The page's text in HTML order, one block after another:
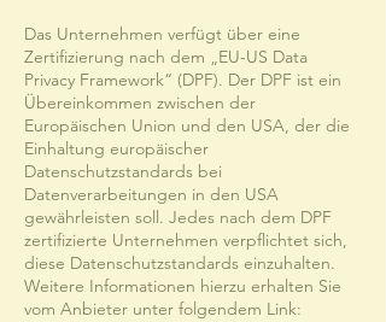
Das Unternehmen verfügt über eine
Zertifizierung nach dem „EU-US Data
Privacy Framework“ (DPF). Der DPF ist ein
Übereinkommen zwischen der
Europäischen Union und den USA, der die
Einhaltung europäischer
Datenschutzstandards bei
Datenverarbeitungen in den USA
gewährleisten soll. Jedes nach dem DPF
zertifizierte Unternehmen verpflichtet sich,
diese Datenschutzstandards einzuhalten.
Weitere Informationen hierzu erhalten Sie
vom Anbieter unter folgendem Link: